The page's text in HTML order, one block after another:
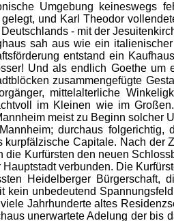
Umgebung keineswegs
und Karl Theodor
- mit der
sah aus wie ein
entstand ein
Und als endlich Goethe um
zusammengefügte
mittelalterliche
im Kleinen wie im
meist zu Beginn solcher
durchaus folgerichtig,
Capitale. Nach der
Kurfürsten den neuen
verbunden. Die
Heidelberger Bürgerschaft,
unbedeutend
Jahrhunderte altes
unerwartete Adelung der bis